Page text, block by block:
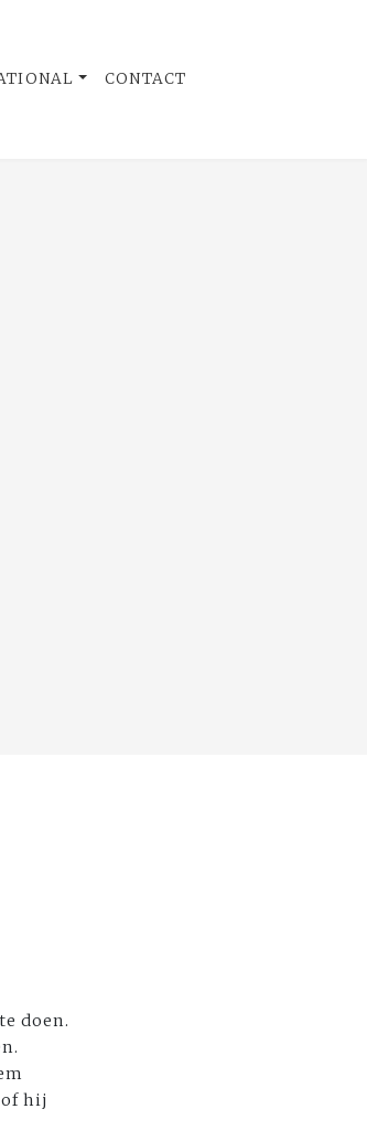
CONTACT
doen.
hij